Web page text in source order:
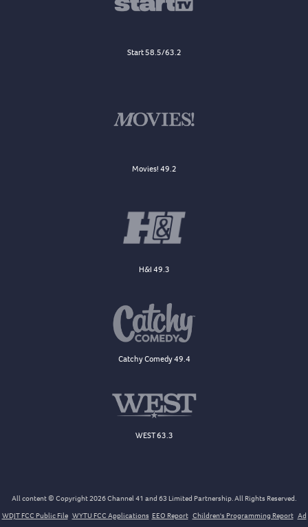
Start 58.5/63.2
Movies! 49.2
H&I 49.3
Catchy Comedy 49.4
WEST 63.3
All content © Copyright 2026 Channel 41 and 63 Limited Partnership. All Rights Reserved.
WDJT FCC Public File WYTU FCC Applications EEO Report Children's Programming Report Ad